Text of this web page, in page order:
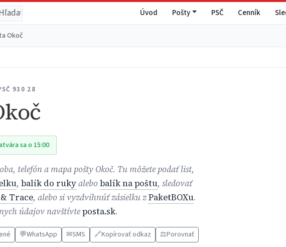
Úvod Pošty PSČ Cenník
Okoč
930 28
sa o 15:00
telefón a mapa pošty Okoč. Tu môžete podať list,
,balík do rukyalebobalík na poštu, sledovať
Trace, alebo si vyzdvihnúť zásielku zPaketBOXu.
údajov navštívteposta.sk.
💬WhatsApp ✉SMS 🔗Kopírovať odkaz ⚖️Porovnať